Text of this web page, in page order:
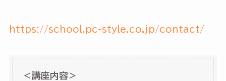
https://school.pc-style.co.jp/contact/
＜講座内容＞